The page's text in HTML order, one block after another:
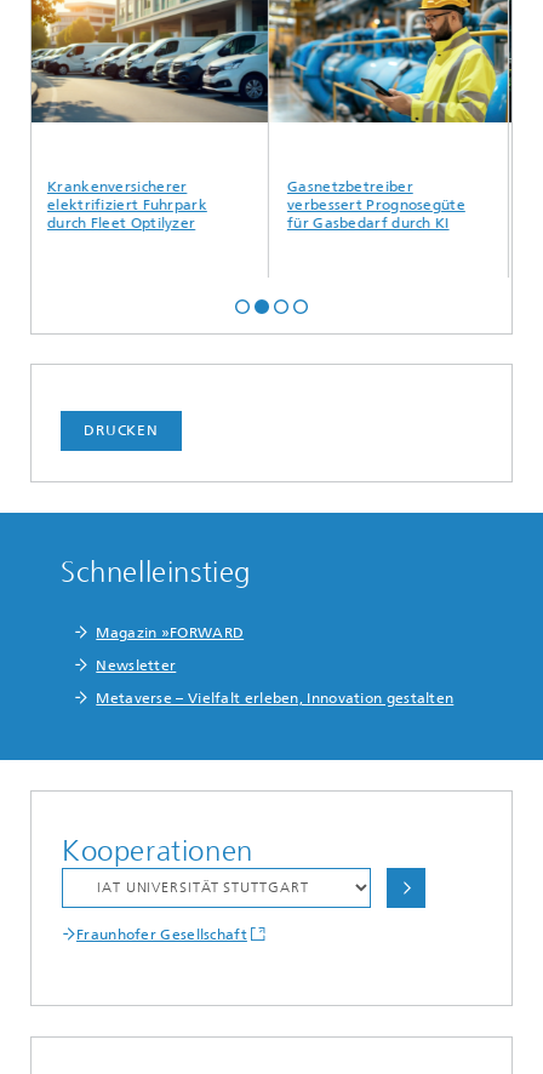
Krankenversicherer
elektrifiziert Fuhrpark
durch Fleet Optilyzer
Gasnetzbetreiber
verbessert Prognosegüte
für Gasbedarf durch KI
DRUCKEN
Schnelleinstieg
Magazin »FORWARD
Newsletter
Metaverse – Vielfalt erleben, Innovation gestalten
Kooperationen
Fraunhofer Gesellschaft